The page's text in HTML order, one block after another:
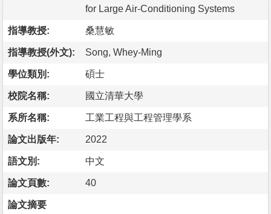
for Large Air-Conditioning Systems
指導教授: 桑慧敏
指導教授(外文): Song, Whey-Ming
學位類別: 碩士
校院名稱: 國立清華大學
系所名稱: 工業工程與工程管理學系
論文出版年: 2022
語文別: 中文
論文頁數: 40
論文摘要